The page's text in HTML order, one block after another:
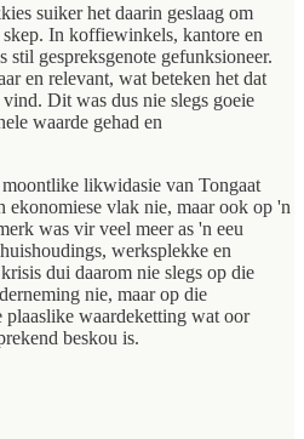
suiker het daarin geslaag om
In koffiewinkels, kantore en
stil gespreksgenote gefunksioneer.
en relevant, wat beteken het dat
Dit was dus nie slegs goeie
waarde gehad en
likwidasie van Tongaat
vlak nie, maar ook op 'n
was vir veel meer as 'n eeu
werksplekke en
dui daarom nie slegs op die
nie, maar op die
waardeketting wat oor
beskou is.